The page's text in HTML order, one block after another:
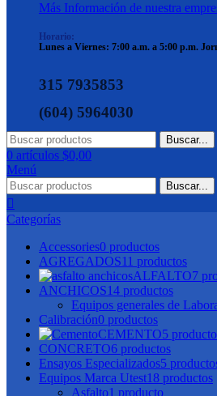
Más Información de nuestra
Horario:
Lunes a Viernes: 7:00 a.m. a 5:00 p.m.
315 7935853
(604) 5964030
Buscar...
0 artículos $0,00
Menú
Buscar...
Categorías
Accessories0 productos
AGREGADOS11 productos
ALFALTO7
ANCHICOS14 productos
Equipos generales de
Calibración0 productos
CEMENTO5
CONCRETO6 productos
Ensayos Especializados5
Equipos Marca Utest18 productos
Asfalto1 producto